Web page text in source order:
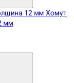
Хомут
мм